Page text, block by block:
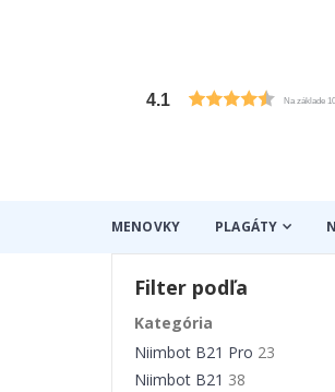
4.1 Na základe
MENOVKY PLAGÁTY
Filter podľa
Kategória
Niimbot B21 Pro 23
Niimbot B21 38